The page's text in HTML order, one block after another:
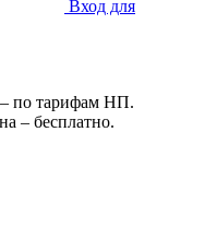
Вход для
по тарифам НП.
– бесплатно.